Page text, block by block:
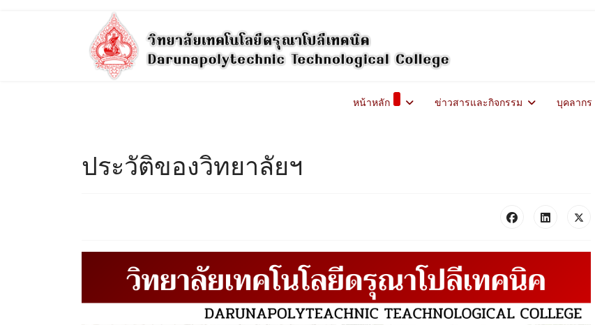
หน้าหลัก ข่าวสารและกิจกรรม บุคลากร
ประวัติของวิทยาลัยฯ